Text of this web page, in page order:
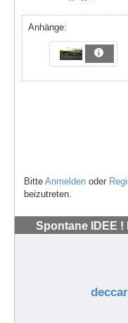
Anhänge:
Bitte Anmelden oder
beizutreten.
Spontane IDEE !
deccar